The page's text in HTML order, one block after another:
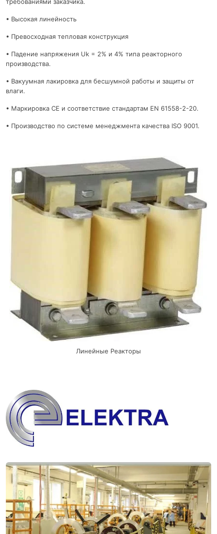
• Высокая линейность
• Превосходная тепловая конструкция
• Падение напряжения Uk = 2% и 4% типа реакторного
производства.
• Вакуумная лакировка для бесшумной работы и защиты от
влаги.
• Маркировка CE и соответствие стандартам EN 61558-2-20.
• Производство по системе менеджмента качества ISO 9001.
Линейные Реакторы